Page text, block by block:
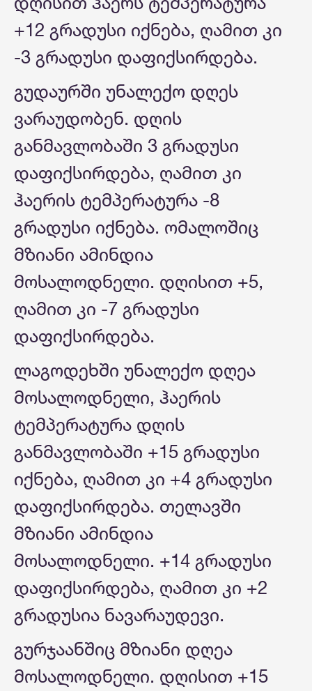
+12 გრადუსი იქნება, ღამით კი
-3 გრადუსი დაფიქსირდება.
გუდაურში უნალექო დღეს
ვარაუდობენ. დღის
განმავლობაში 3 გრადუსი
დაფიქსირდება, ღამით კი
ჰაერის ტემპერატურა -8
გრადუსი იქნება. ომალოშიც
მზიანი ამინდია
მოსალოდნელი. დღისით +5,
ღამით კი -7 გრადუსი
დაფიქსირდება.
ლაგოდეხში უნალექო დღეა
მოსალოდნელი, ჰაერის
ტემპერატურა დღის
განმავლობაში +15 გრადუსი
იქნება, ღამით კი +4 გრადუსი
დაფიქსირდება. თელავში
მზიანი ამინდია
მოსალოდნელი. +14 გრადუსი
დაფიქსირდება, ღამით კი +2
გრადუსია ნავარაუდევი.
გურჯაანშიც მზიანი დღეა
მოსალოდნელი. დღისით +15